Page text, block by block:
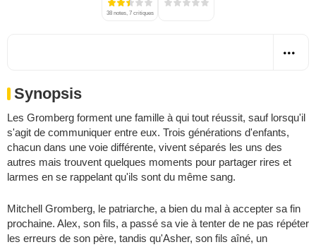
38 notes, 7 critiques
Synopsis
Les Gromberg forment une famille à qui tout réussit, sauf lorsqu'il
s'agit de communiquer entre eux. Trois générations d'enfants,
chacun dans une voie différente, vivent séparés les uns des
autres mais trouvent quelques moments pour partager rires et
larmes en se rappelant qu'ils sont du même sang.
Mitchell Gromberg, le patriarche, a bien du mal à accepter sa fin
prochaine. Alex, son fils, a passé sa vie à tenter de ne pas répéter
les erreurs de son père, tandis qu'Asher, son fils aîné, un